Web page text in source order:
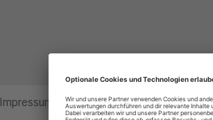
Impressum Privatsphäre-Einstellungen